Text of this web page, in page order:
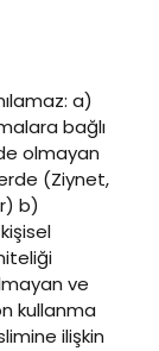
a)
bağlı
olmayan
(Ziynet,
b)
ve
kullanma
ilişkin